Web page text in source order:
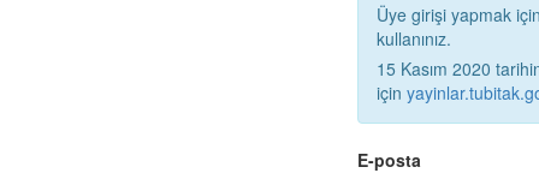
Üye girişi yapmak için
kullanınız.
15 Kasım 2020
için
E-posta